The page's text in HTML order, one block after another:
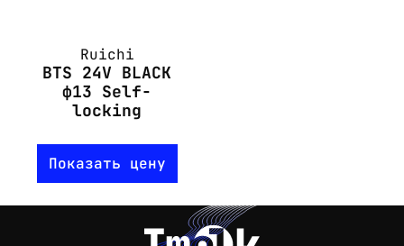
Ruichi
BTS 24V BLACK
ф13 Self-
locking
Показать цену